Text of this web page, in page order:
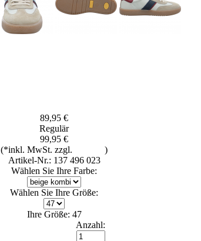
89,95 €
Regulär
99,95 €
(*inkl. MwSt. zzgl.
)
Artikel-Nr.: 137 496 023
Wählen Sie Ihre Farbe:
Wählen Sie Ihre Größe:
Ihre Größe: 47
Anzahl: